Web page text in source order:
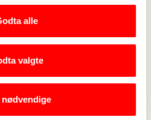
alle
valgte
nødvendige
Arbeid med språk,
kompetanse i
med undertegnede